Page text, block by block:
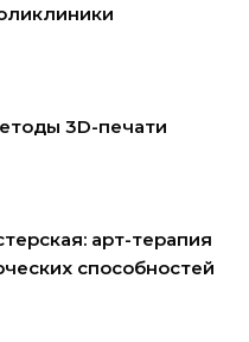
3D-печати
арт-терапия
способностей